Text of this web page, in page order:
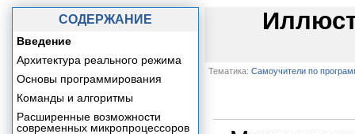
Тематика: Самоучители по
СОДЕРЖАНИЕ
Введение
Архитектура реального режима
Основы программирования
Команды и алгоритмы
Расширенные возможности
современных микропроцессоров